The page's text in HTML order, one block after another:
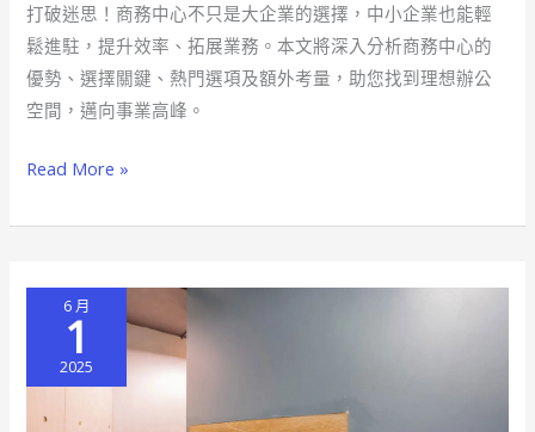
打破迷思！商務中心不只是大企業的選擇，中小企業也能輕
鬆進駐，提升效率、拓展業務。本文將深入分析商務中心的
優勢、選擇關鍵、熱門選項及額外考量，助您找到理想辦公
空間，邁向事業高峰。
務
中
心
不
是
Read More »
6 月
1
2025